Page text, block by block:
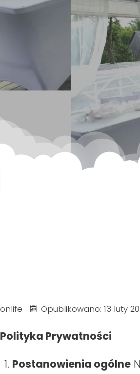
onlife Opublikowano: 13 luty
Polityka Prywatności
Postanowienia ogólne